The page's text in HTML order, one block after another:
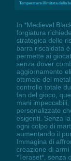
Temperatura illimitata della
In *Medieval
forgiatura
strategica delle
barra riscaldata
permette ai
senza dover
aggiornamento
ottimale del
controllo totale
fan del gioco,
mani
personalizzate
esigenti. Senza
ogni colpo di
aumentando il
Immagina di
creazione di
*Teraset*, senza